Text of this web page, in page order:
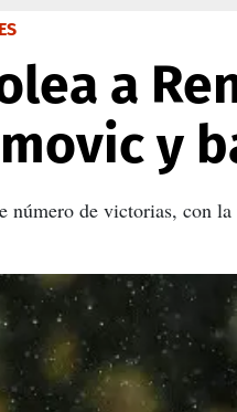
a
y
número de victorias, con